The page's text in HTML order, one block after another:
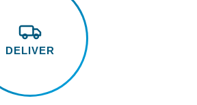
DELIVER